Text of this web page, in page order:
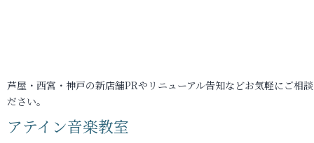
芦屋・西宮・神戸の新店舗PRやリニューアル告知などお気軽にご相
ださい。
アテイン音楽教室